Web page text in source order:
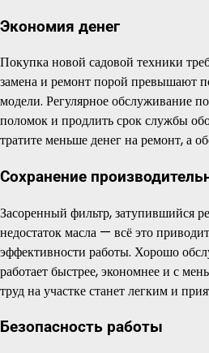
Экономия денег
Покупка новой садовой техники
замена и ремонт порой превышают
модели. Регулярное обслуживание
поломок и продлить срок службы
тратите меньше денег на ремонт, а
Сохранение
Засоренный фильтр, затупившийся
недостаток масла — всё это
эффективности работы. Хорошо
работает быстрее, экономнее и с
труд на участке станет легким и
Безопасность работы